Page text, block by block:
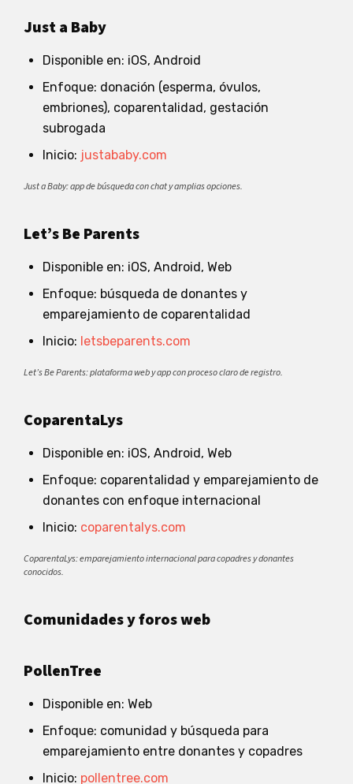
Just a Baby
Disponible en: iOS, Android
Enfoque: donación (esperma, óvulos,
embriones), coparentalidad, gestación
subrogada
Inicio: justababy.com
Just a Baby: app de búsqueda con chat y amplias opciones.
Let’s Be Parents
Disponible en: iOS, Android, Web
Enfoque: búsqueda de donantes y
emparejamiento de coparentalidad
Inicio: letsbeparents.com
Let’s Be Parents: plataforma web y app con proceso claro de registro.
CoparentaLys
Disponible en: iOS, Android, Web
Enfoque: coparentalidad y emparejamiento de
donantes con enfoque internacional
Inicio: coparentalys.com
CoparentaLys: emparejamiento internacional para copadres y donantes
conocidos.
Comunidades y foros web
PollenTree
Disponible en: Web
Enfoque: comunidad y búsqueda para
emparejamiento entre donantes y copadres
Inicio: pollentree.com